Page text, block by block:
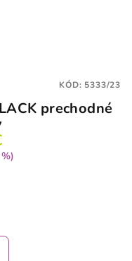
prechodné
KÓD: 5333/23